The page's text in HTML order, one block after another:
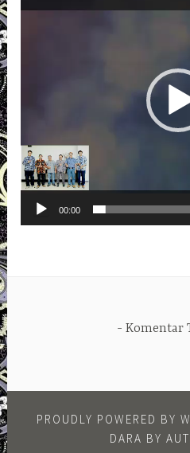
00:00
Komentar
PROUDLY POWERED BY
DARA BY